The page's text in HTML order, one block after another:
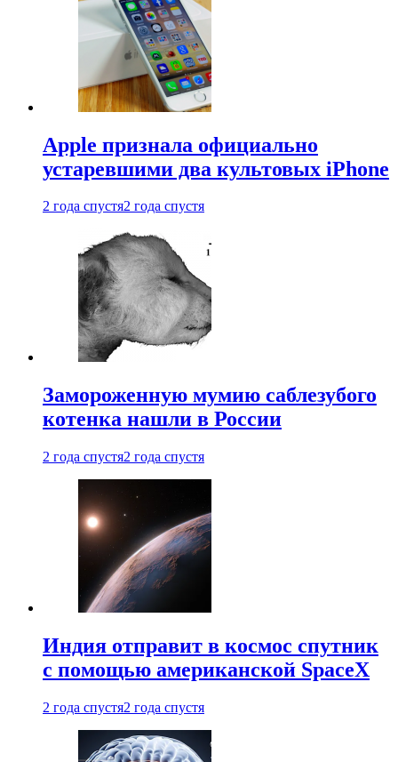
Apple признала официально
устаревшими два культовых iPhone
2 года спустя2 года спустя
Замороженную мумию саблезубого
котенка нашли в России
2 года спустя2 года спустя
Индия отправит в космос спутник
с помощью американской SpaceX
2 года спустя2 года спустя